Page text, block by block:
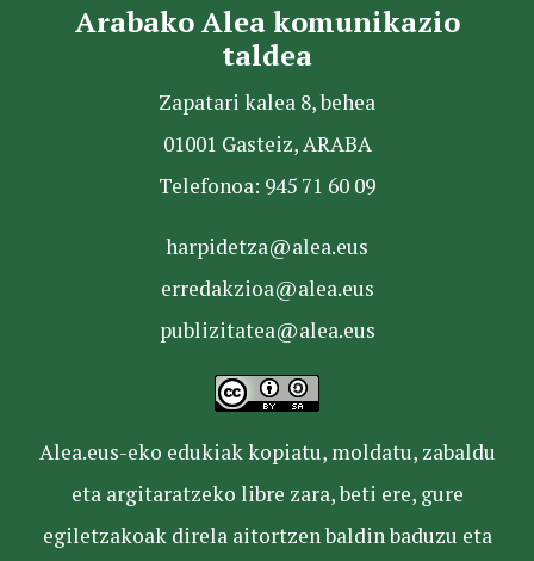
Arabako Alea komunikazio
taldea
Zapatari kalea 8, behea
01001 Gasteiz, ARABA
Telefonoa: 945 71 60 09
harpidetza@alea.eus
erredakzioa@alea.eus
publizitatea@alea.eus
Alea.eus-eko edukiak kopiatu, moldatu, zabaldu
eta argitaratzeko libre zara, beti ere, gure
egiletzakoak direla aitortzen baldin baduzu eta